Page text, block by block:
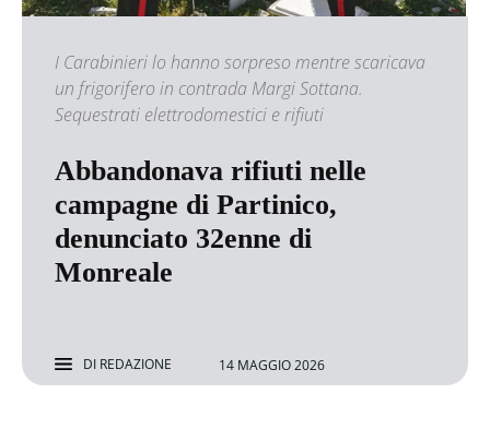
I Carabinieri lo hanno sorpreso mentre scaricava
un frigorifero in contrada Margi Sottana.
Sequestrati elettrodomestici e rifiuti
Abbandonava rifiuti nelle
campagne di Partinico,
denunciato 32enne di
Monreale
DI REDAZIONE 14 MAGGIO 2026